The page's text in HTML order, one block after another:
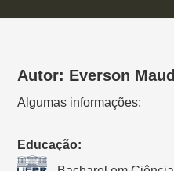
Autor: Everson
Algumas informações:
Educação: